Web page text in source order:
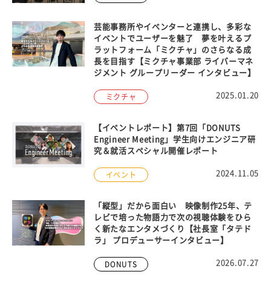
ミクチャ 2025.01.20
芸能事務所やイベンターと連携し、多彩な
イベントでユーザーを魅了 夢を叶えるプ
ラットフォーム「ミクチャ」のさらなる成
長を目指す【ミクチャ事業部 ライバーマネ
ジメント グループリーダー インタビュー】
イベント 2024.11.05
【イベントレポート】第7回「DONUTS
Engineer Meeting」学生向けエンジニア研
究＆就活スペシャル開催レポート
DONUTS 2026.07.27
「縦型」だから面白い 映像制作25年、テ
レビで培った物語力で次の視聴体験をひら
く新たなエンタメづくり【社長室「タテド
ラ」 プロデューサーインタビュー】